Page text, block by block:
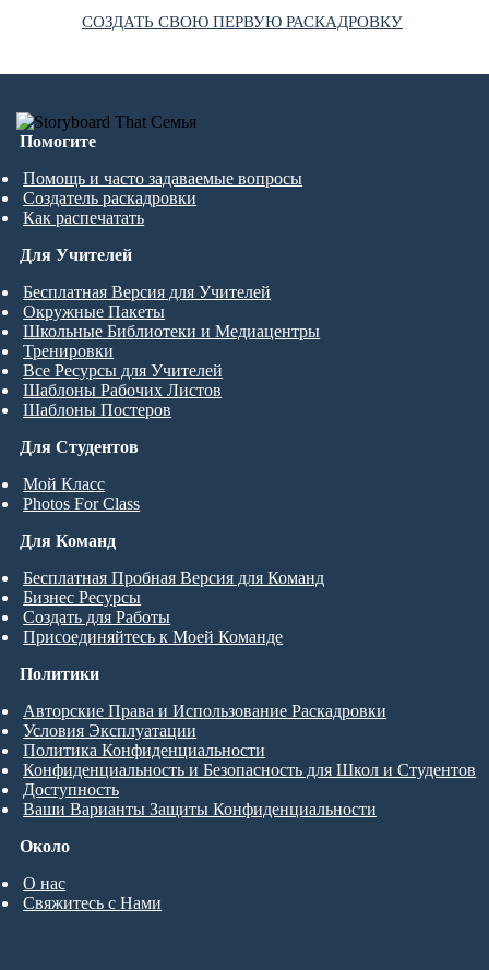
СОЗДАТЬ СВОЮ ПЕРВУЮ РАСКАДРОВКУ
Помогите
Помощь и часто задаваемые вопросы
Создатель раскадровки
Как распечатать
Для Студентов
Мой Класс
Photos For Class
Для Учителей
Бесплатная Версия для Учителей
Окружные Пакеты
Школьные Библиотеки и Медиацентры
Тренировки
Все Ресурсы для Учителей
Шаблоны Рабочих Листов
Шаблоны Постеров
Для Команд
Бесплатная Пробная Версия для Команд
Бизнес Ресурсы
Создать для Работы
Присоединяйтесь к Моей Команде
Около
О нас
Свяжитесь с Нами
Политики
Авторские Права и Использование Раскадровки
Условия Эксплуатации
Политика Конфиденциальности
Конфиденциальность и Безопасность для Школ и Студентов
Доступность
Ваши Варианты Защиты Конфиденциальности